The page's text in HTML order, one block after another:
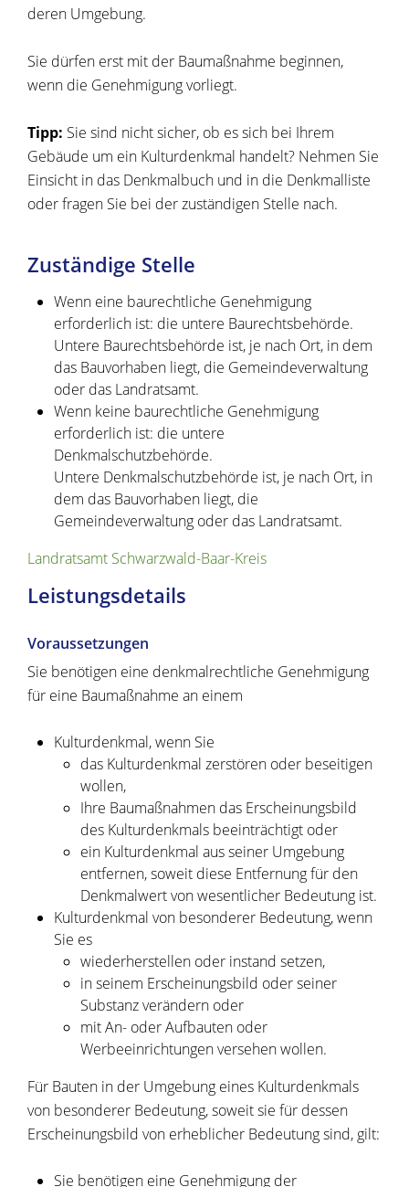
deren Umgebung.
Sie dürfen erst mit der Baumaßnahme beginnen,
wenn die Genehmigung vorliegt.
Tipp: Sie sind nicht sicher, ob es sich bei Ihrem
Gebäude um ein Kulturdenkmal handelt? Nehmen Sie
Einsicht in das Denkmalbuch und in die Denkmalliste
oder fragen Sie bei der zuständigen Stelle nach.
Zuständige Stelle
Wenn eine baurechtliche Genehmigung
erforderlich ist: die untere Baurechtsbehörde.
Untere Baurechtsbehörde ist, je nach Ort, in dem
das Bauvorhaben liegt, die Gemeindeverwaltung
oder das Landratsamt.
Wenn keine baurechtliche Genehmigung
erforderlich ist: die untere
Denkmalschutzbehörde.
Untere Denkmalschutzbehörde ist, je nach Ort, in
dem das Bauvorhaben liegt, die
Gemeindeverwaltung oder das Landratsamt.
Landratsamt Schwarzwald-Baar-Kreis
Leistungsdetails
Voraussetzungen
Sie benötigen eine denkmalrechtliche Genehmigung
für eine Baumaßnahme an einem
Kulturdenkmal, wenn Sie
das Kulturdenkmal zerstören oder beseitigen
wollen,
Ihre Baumaßnahmen das Erscheinungsbild
des Kulturdenkmalsbeeinträchtigt oder
ein Kulturdenkmal aus seiner Umgebung
entfernen, soweit diese Entfernung für den
Denkmalwert von wesentlicher Bedeutung ist.
Kulturdenkmal von besonderer Bedeutung, wenn
Sie es
wiederherstellen oder instand setzen,
in seinem Erscheinungsbild oder seiner
Substanz verändern oder
mit An- oder Aufbauten oder
Werbeeinrichtungen versehen wollen.
Für Bauten in der Umgebung eines Kulturdenkmals
von besonderer Bedeutung, soweit sie für dessen
Erscheinungsbild von erheblicher Bedeutung sind, gilt:
Sie benötigen eine Genehmigung der